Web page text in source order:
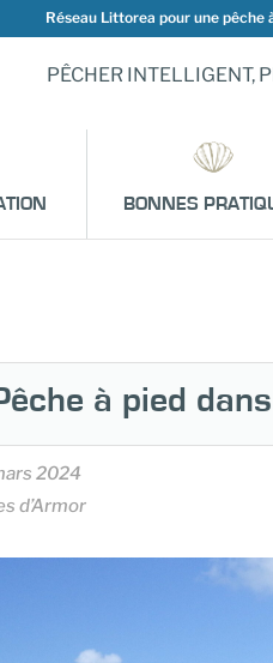
Réseau Littorea pour une pêche
PÊCHER INTELLIGENT,
BONNES
à pied
2024
d’Armor